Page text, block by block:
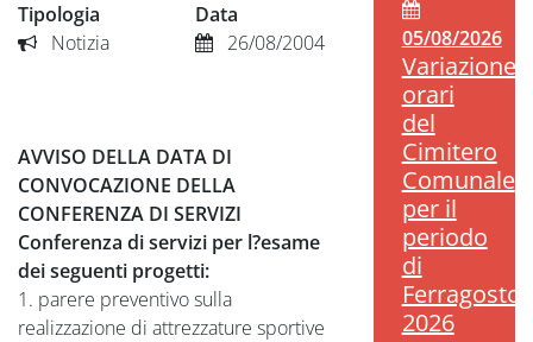
Tipologia
Notizia
Data
26/08/2004
AVVISO DELLA DATA DI
CONVOCAZIONE DELLA
CONFERENZA DI SERVIZI
Conferenza di servizi per l?esame
dei seguenti progetti:
1. parere preventivo sulla
realizzazione di attrezzature sportive
05/08/2026
Variazione
orari
del
Cimitero
Comunale
per il
periodo
di
Ferragosto
2026